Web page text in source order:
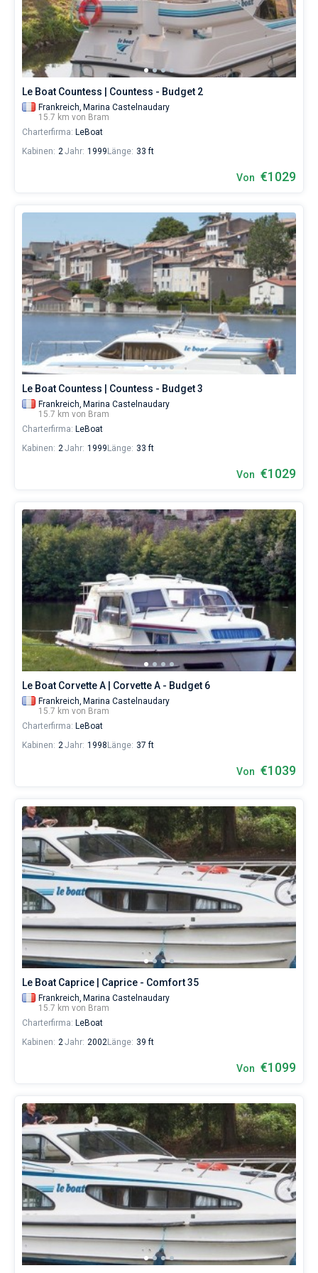
Skipper
wählen,
das
Boot
chartern
und
verwalten.
Im
Sailica-
Katalog
der
Bram
von
sowohl
für
Liebhaber
erholsamen
Urlaubs
als
für
Segler,
sich
ihr
Nahe
Le Boat Countess | Countess - Budget 2
Frankreich, Marina Castelnaudary
15.7 km von Bram
Charterfirma: LeBoat
Kabinen: 2Jahr: 1999 Länge: 33 ft
Von €1029
Le Boat Countess | Countess - Budget 3
Frankreich, Marina Castelnaudary
15.7 km von Bram
Charterfirma: LeBoat
Kabinen: 2Jahr: 1999 Länge: 33 ft
Von €1029
Le Boat Corvette A | Corvette A - Budget 6
Frankreich, Marina Castelnaudary
15.7 km von Bram
Charterfirma: LeBoat
Kabinen: 2Jahr: 1998 Länge: 37 ft
Von €1039
Le Boat Caprice | Caprice - Comfort 35
Frankreich, Marina Castelnaudary
15.7 km von Bram
Charterfirma: LeBoat
Kabinen: 2Jahr: 2002Länge: 39 ft
Von €1099
Bareboat
Kapitan
Zeige Ergebnisse(0)